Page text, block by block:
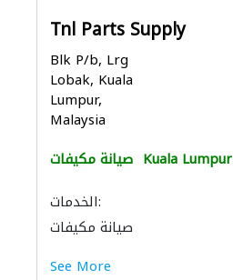
Tnl Parts Supply
Blk P/b, Lrg
Lobak, Kuala
Lumpur,
Malaysia
صيانة مكيفات Kuala Lumpur
الخدمات:
صيانة مكيفات
See More